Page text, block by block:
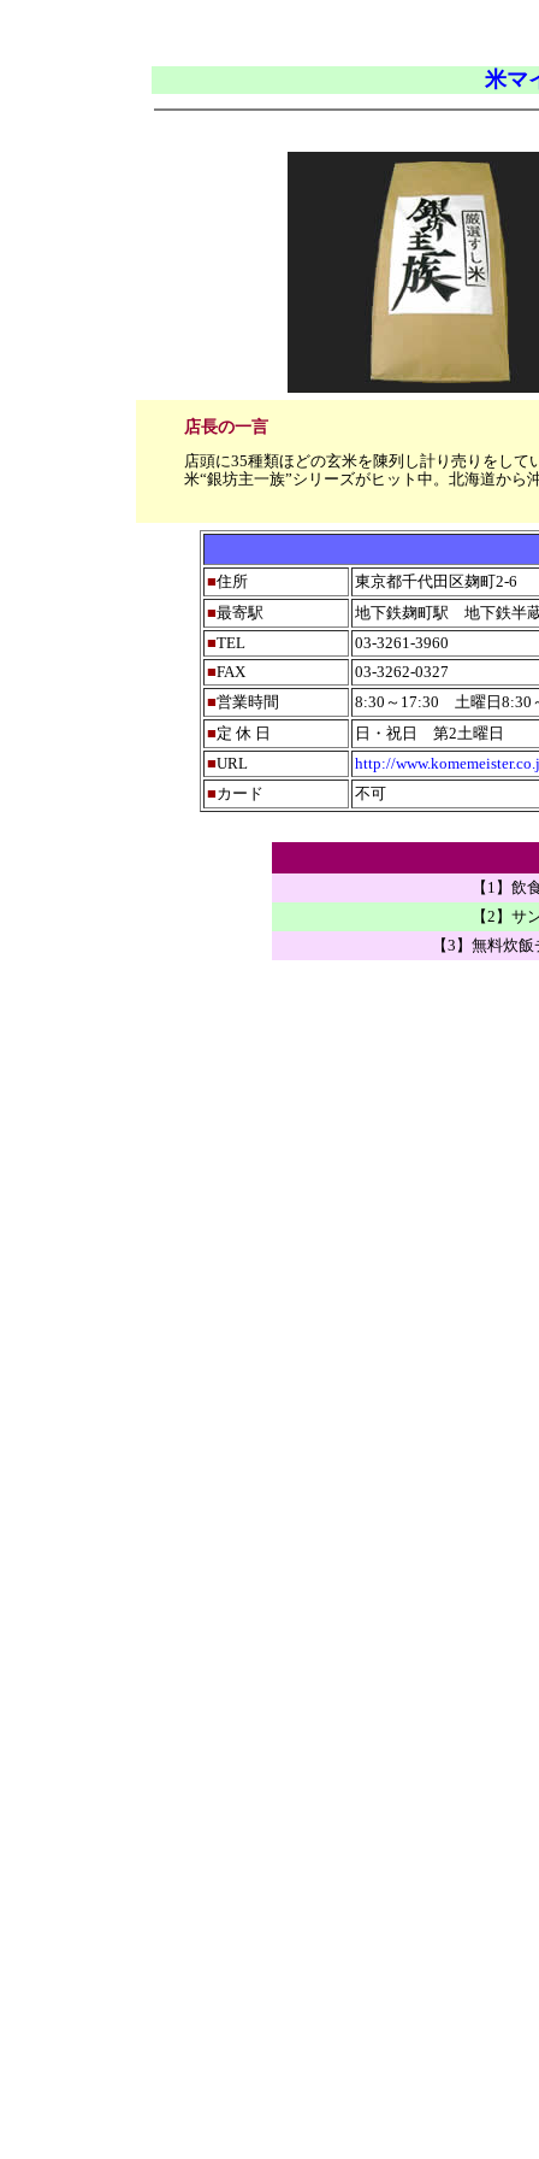
米マ
店長の一言
店頭に35種類ほどの玄米を陳列し計り売りをし
米“銀坊主一族”シリーズがヒット中。北海道から
■住所
東京都千代田区麹町2-6
■最寄駅
地下鉄麹町駅 地下鉄半
■TEL
03-3261-3960
■FAX
03-3262-0327
■営業時間
8:30～17:30 土曜日8:30
■定 休 日
日・祝日 第2土曜日
■URL
http://
■カード 不可
【1】
【2】
【3】無料炊